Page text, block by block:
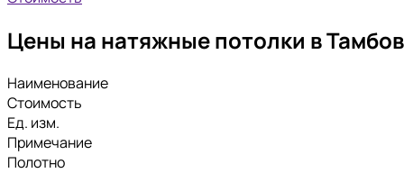
Цены на натяжные потолки в
Наименование
Стоимость
Ед. изм.
Примечание
Полотно